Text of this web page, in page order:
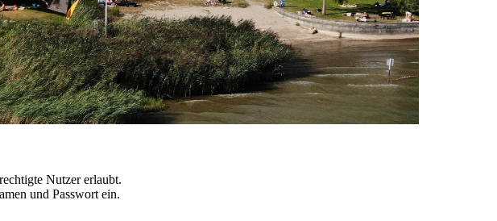
Nutzer erlaubt.
und Passwort ein.